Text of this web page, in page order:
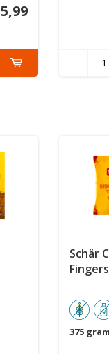
5,99
-
Schär
Fingers
375 gram